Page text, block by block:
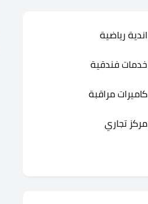
اندية رياضية
خدمات فندقية
كاميرات مراقبة
مركز تجاري